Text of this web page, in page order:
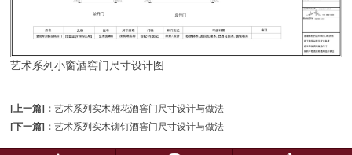
艺术系列小窗酒窖门尺寸设计图
[上一篇]： 艺术系列实木雕花酒窖门尺寸设计与做法
[下一篇]： 艺术系列实木铆钉酒窖门尺寸设计与做法